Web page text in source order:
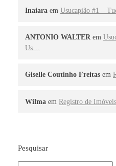
Inaiara em Usucapião #1 –
ANTONIO WALTER em
Us…
Giselle Coutinho Freitas em
Wilma em Registro de Imóveis
Pesquisar